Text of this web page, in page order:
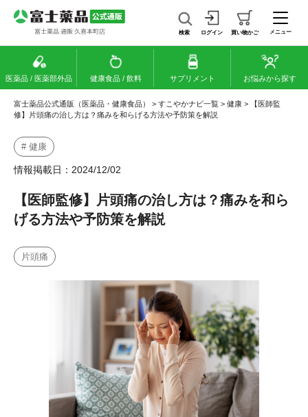
検索 ログイン 買い物かご メニュー
医薬品 / 医薬部外品 健康食品 / 飲料 サプリメント お悩みから探す
富士薬品公式通販（医薬品・健康食品） > すこやかナビ一覧 > 健康 >
【医師監
修】片頭痛の治し方は？痛みを和らげる方法や予防策を解説
# 健康
情報掲載日：2024/12/02
【医師監修】片頭痛の治し方は？痛みを和ら
げる方法や予防策を解説
片頭痛